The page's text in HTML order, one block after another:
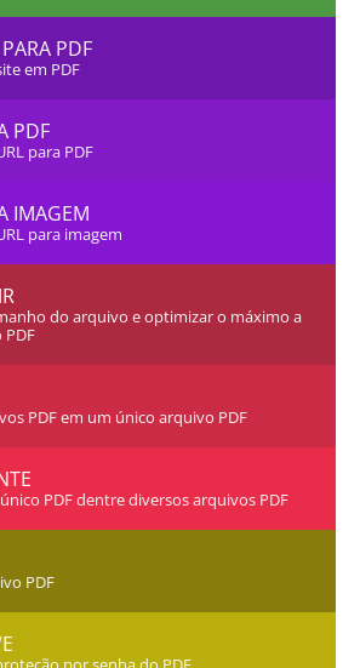
PDF
em PDF
PDF
para PDF
IMAGEM
para imagem
do arquivo e optimizar o máximo a
PDF em um único arquivo PDF
PDF dentre diversos arquivos PDF
PDF